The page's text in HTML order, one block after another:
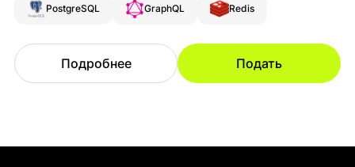
PostgreSQL GraphQL Redis
Подать
Подробнее